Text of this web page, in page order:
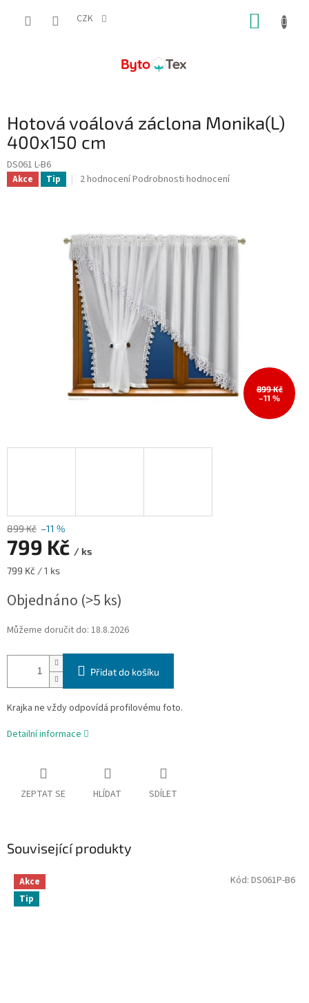
CZK
Hotová voálová záclona Monika(L)
400x150 cm
DS061 L-B6
Akce Tip
Průměrné
z
5
hvězdiček.
2 hodnoceníPodrobnosti hodnocení
899 Kč
–11 %
899 Kč –11 %
799 Kč / ks
Měrná
799 Kč / 1 ks
Objednáno (>5 ks)
Můžeme doručit do: 18.8.2026
Přidat do košíku
Krajka ne vždy odpovídá profilovému foto.
Detailní informace
ZEPTAT SE HLÍDAT SDÍLET
Související produkty
Akce
Tip
Kód: DS061P-B6